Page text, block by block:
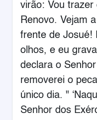
virão: Vou
Renovo. Vejam
frente de Josué!
olhos, e eu
declara o
removerei o
único dia. "
Senhor dos